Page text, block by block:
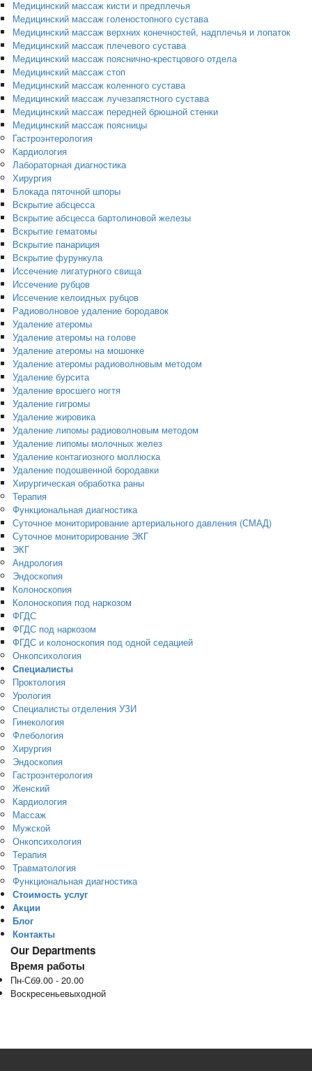
Медицинский массаж кисти и предплечья
Медицинский массаж голеностопного сустава
Медицинский массаж верхних конечностей, надплечья и лопаток
Медицинский массаж плечевого сустава
Медицинский массаж пояснично-крестцового отдела
Медицинский массаж стоп
Медицинский массаж коленного сустава
Медицинский массаж лучезапястного сустава
Медицинский массаж передней брюшной стенки
Медицинский массаж поясницы
Гастроэнтерология
Кардиология
Лабораторная диагностика
Хирургия
Блокада пяточной шпоры
Вскрытие абсцесса
Вскрытие абсцесса бартолиновой железы
Вскрытие гематомы
Вскрытие панариция
Вскрытие фурункула
Иссечение лигатурного свища
Иссечение рубцов
Иссечение келоидных рубцов
Радиоволновое удаление бородавок
Удаление атеромы
Удаление атеромы на голове
Удаление атеромы на мошонке
Удаление атеромы радиоволновым методом
Удаление бурсита
Удаление вросшего ногтя
Удаление гигромы
Удаление жировика
Удаление липомы радиоволновым методом
Удаление липомы молочных желез
Удаление контагиозного моллюска
Удаление подошвенной бородавки
Хирургическая обработка раны
Терапия
Функциональная диагностика
Суточное мониторирование артериального давления (СМАД)
Суточное мониторирование ЭКГ
ЭКГ
Андрология
Эндоскопия
Колоноскопия
Колоноскопия под наркозом
ФГДС
ФГДС под наркозом
ФГДС и колоноскопия под одной седацией
Онкопсихология
Специалисты
Проктология
Урология
Специалисты отделения УЗИ
Гинекология
Флебология
Хирургия
Эндоскопия
Гастроэнтерология
Женский
Кардиология
Массаж
Мужской
Онкопсихология
Терапия
Травматология
Функциональная диагностика
Стоимость услуг
Акции
Блог
Контакты
Our Departments
Время работы
Пн-Сб9.00 - 20.00
Воскресеньевыходной